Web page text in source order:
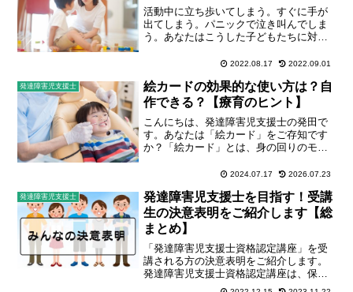
活動中に立ち歩いてしまう。すぐに手が
出てしまう。パニックで泣き叫んでしま
う。あなたはこうした子どもたちに対し
きますか？もしも、あなたの実践してい
であれば、そのアプローチ...
2022.08.17 2022.09.01
発達障害児支援士
絵カードの効果的な使い方は？自
作できる？【療育のヒント】
こんにちは、発達障害児支援士の発田で
す。あなたは「絵カード」をご存知です
か？「絵カード」とは、身の回りのモノ
ードです。視覚的に情報をキャッチする
特に効果的とされています...
2024.07.17 2026.07.23
発達障害児支援士
発達障害児支援士を目指す！受講
生の決意表明をご紹介します【総
まとめ】
「発達障害児支援士資格認定講座」を受
講される方の決意表明をご紹介します。
発達障害児支援士資格認定講座は、保育
士さんをはじめ、幼稚園の先生や小学校